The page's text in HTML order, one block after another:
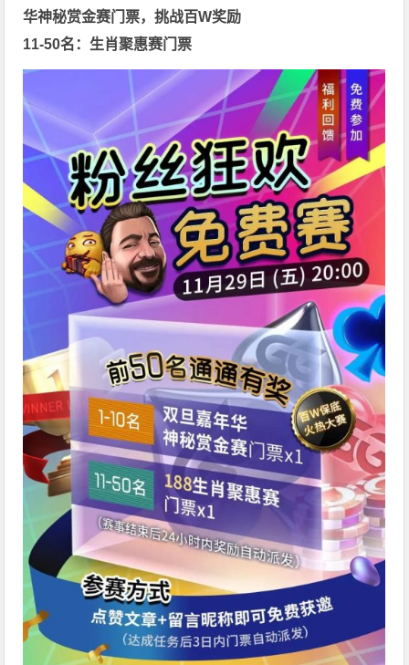
华神秘赏金赛门票，挑战百W奖励
11-50名：生肖聚惠赛门票